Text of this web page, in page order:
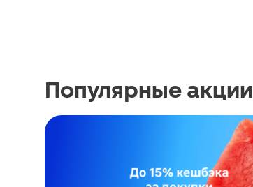
Популярные акции